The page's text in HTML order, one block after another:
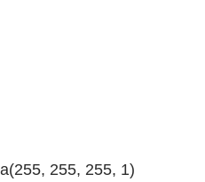
255, 255, 1)